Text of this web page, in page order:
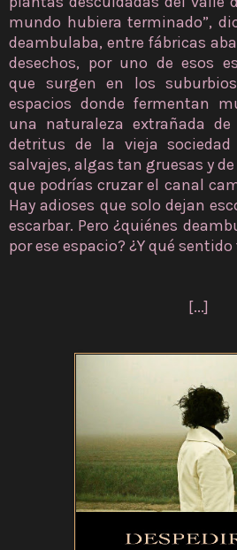
mundo hubiera terminado”,
deambulaba, entre fábricas
desechos, por uno de esos
que surgen en los
espacios donde fermentan
una naturaleza extrañada
detritus de la vieja
salvajes, algas tan gruesas y
que podrías cruzar el canal
Hay adioses que solo dejan
escarbar. Pero ¿quiénes
por ese espacio? ¿Y qué
[...]